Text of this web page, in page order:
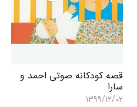
قصه کودکانه صوتی احمد و
سارا
۱۳۹۹/۱۲/۰۲